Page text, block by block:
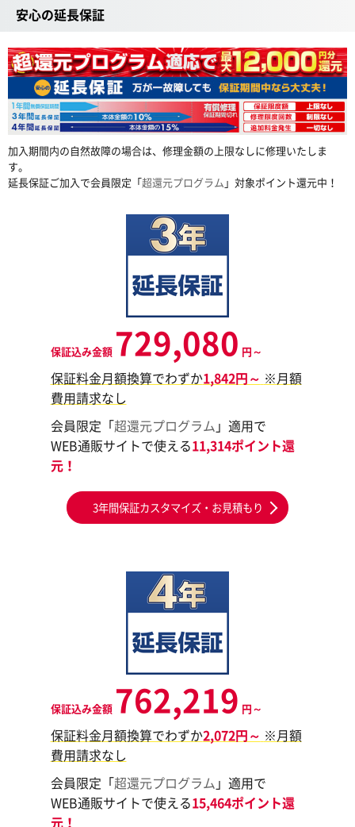
安心の延長保証
加入期間内の自然故障の場合は、修理金額の上限なしに修理いたしま
す。
延長保証ご加入で会員限定「超還元プログラム 」対象ポイント還元中！
保証込み金額 729,080 円～
保証料金月額換算でわずか1,842円～ ※月額
費用請求なし
会員限定「超還元プログラム 」適用で
WEB通販サイトで使える11,314ポイント還
元！
3年間保証カスタマイズ・お見積もり
保証込み金額 762,219 円～
保証料金月額換算でわずか2,072円～ ※月額
費用請求なし
会員限定「超還元プログラム 」適用で
WEB通販サイトで使える15,464ポイント還
元！